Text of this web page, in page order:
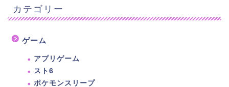
カテゴリー
ゲーム
アプリゲーム
スト6
ポケモンスリープ